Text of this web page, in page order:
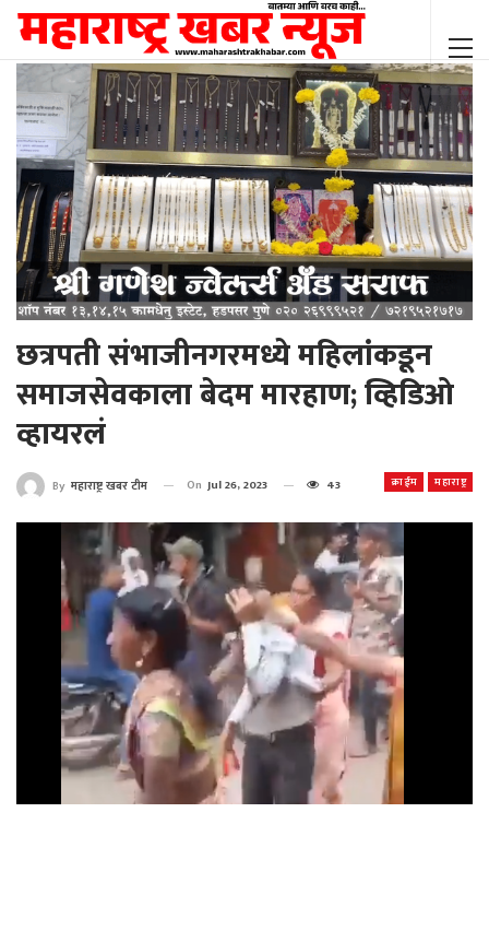
छत्रपती संभाजीनगरमध्ये महिलांकडून
समाजसेवकाला बेदम मारहाण; व्हिडिओ
व्हायरलं
क्राईम महाराष्ट्र
By महाराष्ट्र खबर टीम On Jul 26, 2023 43